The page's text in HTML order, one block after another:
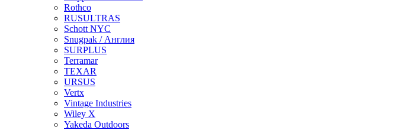
Rothco
RUSULTRAS
Schott NYC
Snugpak / Англия
SURPLUS
Terramar
TEXAR
URSUS
Vertx
Vintage Industries
Wiley X
Yakeda Outdoors